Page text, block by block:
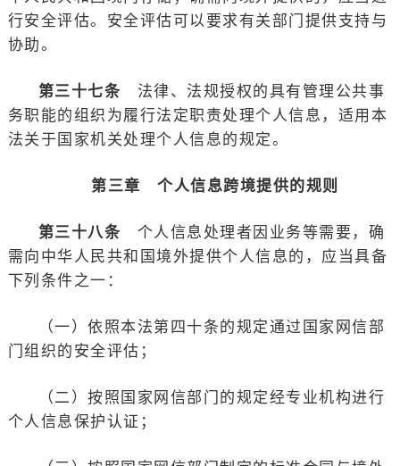
行安全评估。安全评估可以要求有关部门提供支持与
协助。
第三十七条 法律、法规授权的具有管理公共事
务职能的组织为履行法定职责处理个人信息，适用本
法关于国家机关处理个人信息的规定。
第三章 个人信息跨境提供的规则
第三十八条 个人信息处理者因业务等需要，确
需向中华人民共和国境外提供个人信息的，应当具备
下列条件之一：
（一）依照本法第四十条的规定通过国家网信部
门组织的安全评估；
（二）按照国家网信部门的规定经专业机构进行
个人信息保护认证；